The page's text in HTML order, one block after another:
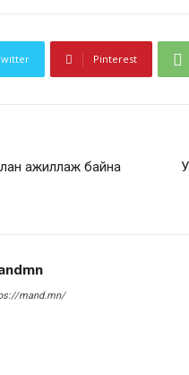
Pinterest
ажиллаж байна
mand.mn/